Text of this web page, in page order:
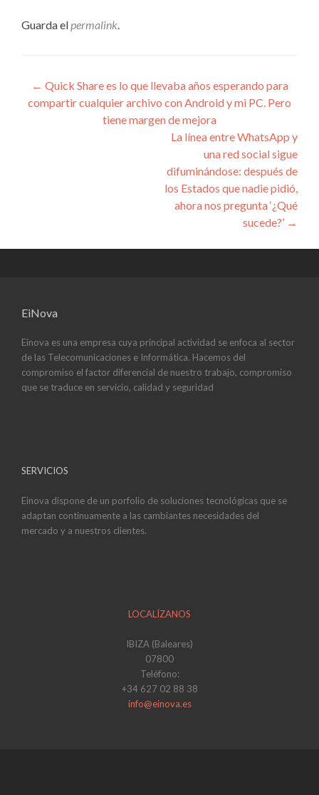
Guarda elpermalink.
Navegación
de
← Quick Share es lo que llevaba años esperando para
compartir cualquier archivo con Android y mi PC. Pero
tiene margen de mejora
La línea entre WhatsApp y
una red social sigue
difuminándose: después de
los Estados que nadie pidió,
ahora nos pregunta ‘¿Qué
sucede?’ →
EiNova
Einova es una empresa cuya principal actividad se enfoca al sector
de las Telecomunicaciones e Informática. Hacemos del
compromiso el factor diferencial de nuestro trabajo, compromiso
que se traduce en servicio, calidad y seguridad
SERVICIOS
Einova dispone de un porfolio de soluciones tecnológicas que se
adaptan continuamente a las cambiantes necesidades del
mercado y a nuestros clientes.
LOCALÍZANOS
IBIZA (Baleares)
07800
Teléfono:
+34 627 02 88 38
info@einova.es